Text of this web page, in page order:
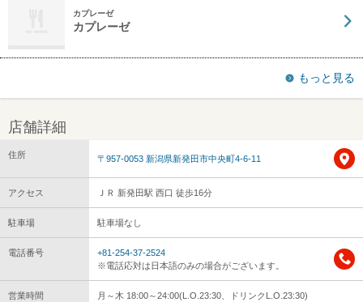
カプレーゼ
カプレーゼ
もっと見る
店舗詳細
住所 〒957-0053 新潟県新発田市中央町4-6-11
アクセス ＪＲ 新発田駅 西口 徒歩16分
駐車場 駐車場なし
電話番号
+81-254-37-2524
※電話応対は日本語のみの場合がございます。
営業時間
月～木 18:00～24:00(L.O.23:30、ドリンクL.O.23:30)